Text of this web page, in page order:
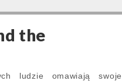
the
ludzie omawiają swoje